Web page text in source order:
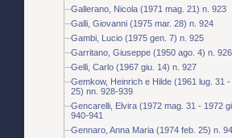
Gallerano, Nicola (1971 mag. 21) n. 923
Galli, Giovanni (1975 mar. 28) n. 924
Gambi, Lucio (1975 gen. 7) n. 925
Garritano, Giuseppe (1950 ago. 4) n. 926
Gelli, Carlo (1967 giu. 14) n. 927
Gemkow, Heinrich e Hilde (1961 lug. 31 -
25) nn. 928-939
Gencarelli, Elvira (1972 mag. 31 - 1972
940-941
Gennaro, Anna Maria (1974 feb. 25) n.